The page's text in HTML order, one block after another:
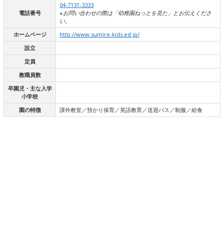
電話番号
04-7131-3333
※お問い合わせの際は「幼稚園ねっとを見た」とお伝えくださ
い。
ホームページ
http://www.sumire-kids.ed.jp/
設立
定員
教職員数
卒園児・主な入学
小学校
園の特徴
課外教室／預かり保育／英語教育／送迎バス／制服／給食